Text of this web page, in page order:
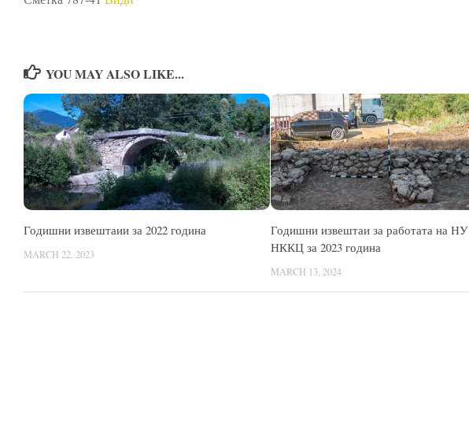
YOU MAY ALSO LIKE...
Годишни извештаии за 2022 година
MARCH 22, 2023
Годишни извештаи за работата на НУ
НККЦ за 2023 година
MARCH 13, 2024